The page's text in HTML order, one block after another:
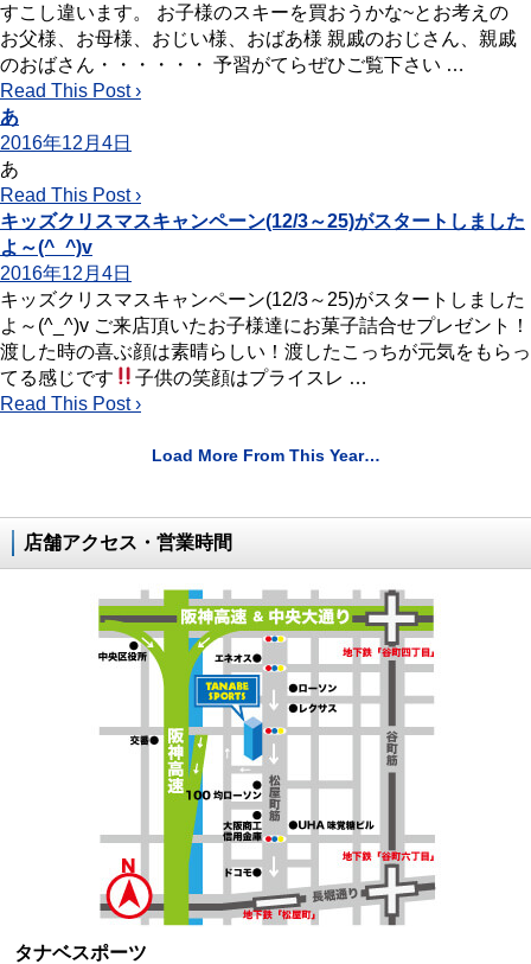
すこし違います。 お子様のスキーを買おうかな~とお考えの
お父様、お母様、おじい様、おばあ様 親戚のおじさん、親戚
のおばさん・・・・・・ 予習がてらぜひご覧下さい …
Read This Post ›
あ
2016年12月4日
あ
Read This Post ›
キッズクリスマスキャンペーン(12/3～25)がスタートしました
よ～(^_^)v
2016年12月4日
キッズクリスマスキャンペーン(12/3～25)がスタートしました
よ～(^_^)v ご来店頂いたお子様達にお菓子詰合せプレゼント！
渡した時の喜ぶ顔は素晴らしい！渡したこっちが元気をもらっ
てる感じです
子供の笑顔はプライスレ …
Read This Post ›
Load More From This Year…
店舗アクセス・営業時間
タナベスポーツ